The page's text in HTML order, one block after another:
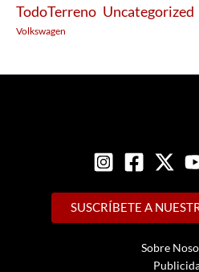
TodoTerreno Uncategorized
Volkswagen
SUSCRÍBETE A
Sobre